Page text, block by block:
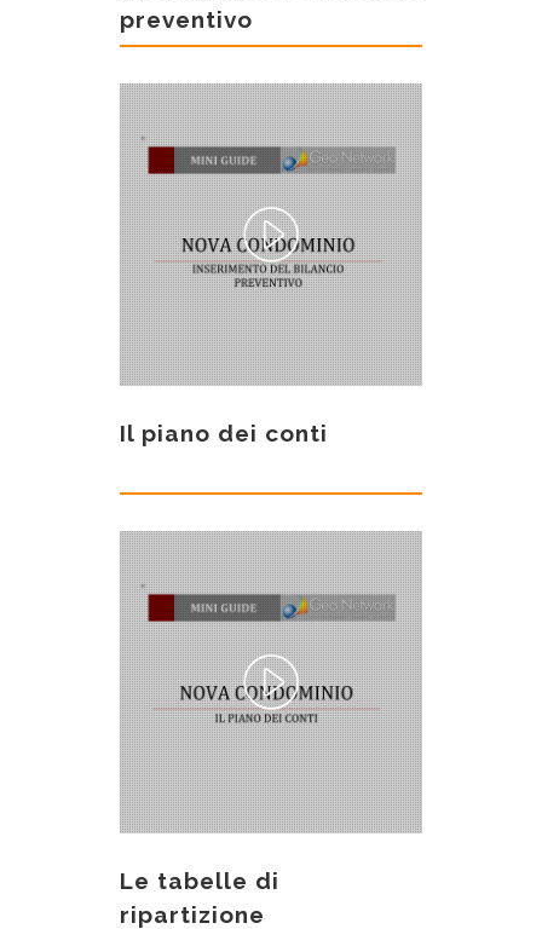
preventivo
Il piano dei conti
Le tabelle di
ripartizione